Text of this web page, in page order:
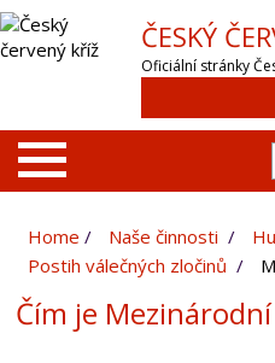
ČESKÝ
Oficiální stránky
Home Naše činnosti
Postih válečných zločinů
Čím je